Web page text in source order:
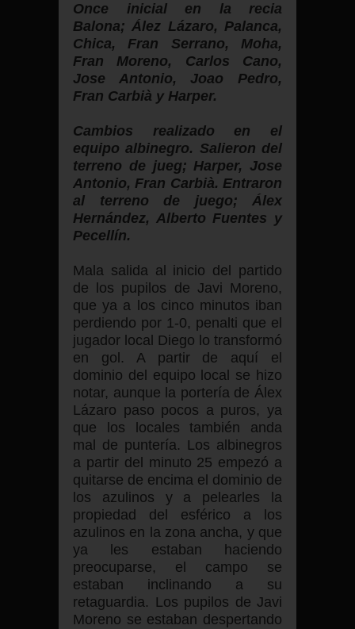
Once inicial en la recia
Balona; Ález Lázaro, Palanca,
Chica, Fran Serrano, Moha,
Fran Moreno, Carlos Cano,
Jose Antonio, Joao Pedro,
Fran Carbià y Harper.
Cambios realizado en el
equipo albinegro. Salieron del
terreno de jueg; Harper, Jose
Antonio, Fran Carbià. Entraron
al terreno de juego; Álex
Hernández, Alberto Fuentes y
Pecellín.
Mala salida al inicio del partido
de los pupilos de Javi Moreno,
que ya a los cinco minutos iban
perdiendo por 1-0, penalti que el
jugador local Diego lo transformó
en gol. A partir de aquí el
dominio del equipo local se hizo
notar, aunque la portería de Álex
Lázaro paso pocos a puros, ya
que los locales también anda
mal de puntería. Los albinegros
a partir del minuto 25 empezó a
quitarse de encima el dominio de
los azulinos y a pelearles la
propiedad del esférico a los
azulinos en la zona ancha, y que
ya les estaban haciendo
preocuparse, el campo se
estaban inclinando a su
retaguardia. Los pupilos de Javi
Moreno se estaban despertando